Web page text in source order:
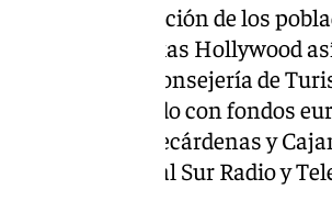
con la colaboración de los
y Fort Bravo Texas Hollywood
y de la Consejería de
cofinanciado con fondos
Comercial Torrecárdenas y
a RTVE y Canal Sur Radio y